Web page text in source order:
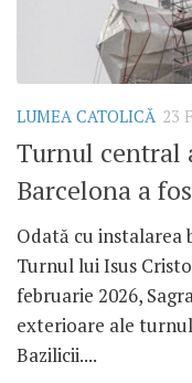
LUMEA CATOLICĂ 23
Turnul central
Barcelona a
Odată cu instalarea
Turnul lui Isus
februarie 2026,
exterioare ale
Bazilicii....